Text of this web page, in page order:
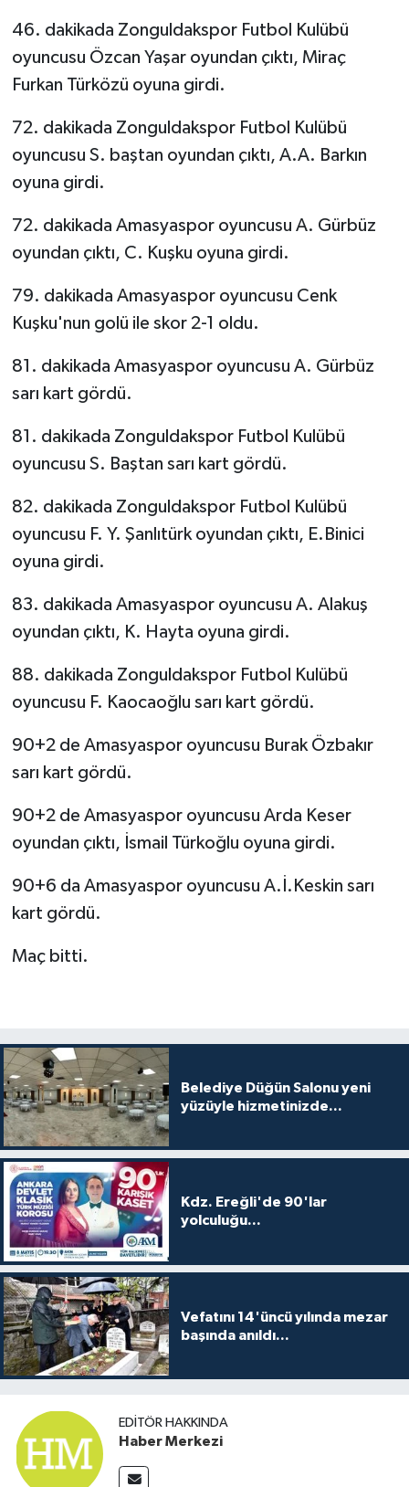
46. dakikada Zonguldakspor Futbol Kulübü
oyuncusu Özcan Yaşar oyundan çıktı, Miraç
Furkan Türközü oyuna girdi.
72. dakikada Zonguldakspor Futbol Kulübü
oyuncusu S. baştan oyundan çıktı, A.A. Barkın
oyuna girdi.
72. dakikada Amasyaspor oyuncusu A. Gürbüz
oyundan çıktı, C. Kuşku oyuna girdi.
79. dakikada Amasyaspor oyuncusu Cenk
Kuşku'nun golü ile skor 2-1 oldu.
81. dakikada Amasyaspor oyuncusu A. Gürbüz
sarı kart gördü.
81. dakikada Zonguldakspor Futbol Kulübü
oyuncusu S. Baştan sarı kart gördü.
82. dakikada Zonguldakspor Futbol Kulübü
oyuncusu F. Y. Şanlıtürk oyundan çıktı, E.Binici
oyuna girdi.
83. dakikada Amasyaspor oyuncusu A. Alakuş
oyundan çıktı, K. Hayta oyuna girdi.
88. dakikada Zonguldakspor Futbol Kulübü
oyuncusu F. Kaocaoğlu sarı kart gördü.
90+2 de Amasyaspor oyuncusu Burak Özbakır
sarı kart gördü.
90+2 de Amasyaspor oyuncusu Arda Keser
oyundan çıktı, İsmail Türkoğlu oyuna girdi.
90+6 da Amasyaspor oyuncusu A.İ.Keskin sarı
kart gördü.
Maç bitti.
Belediye Düğün Salonu yeni
yüzüyle hizmetinizde...
Kdz. Ereğli'de 90'lar
yolculuğu...
Vefatını 14'üncü yılında mezar
başında anıldı...
EDITÖR HAKKINDA
Haber Merkezi